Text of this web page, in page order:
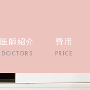
医師紹介
DOCTORS
費用
PRICE